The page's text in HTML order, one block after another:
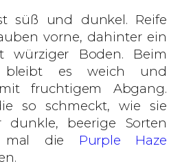
süß und dunkel. Reife
vorne, dahinter ein
würziger Boden. Beim
bleibt es weich und
fruchtigem Abgang.
so schmeckt, wie sie
dunkle, beerige Sorten
mal die
Purple Haze